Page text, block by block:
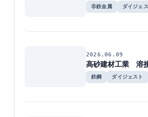
非鉄金属 ダイジェ
2026.06.09
高砂建材工業 溶
鉄鋼 ダイジェスト